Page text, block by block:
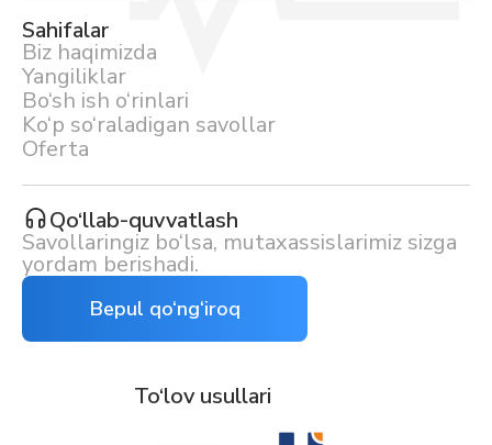
Sahifalar
Biz haqimizda
Yangiliklar
Bo‘sh ish o‘rinlari
Ko‘p so‘raladigan savollar
Oferta
Qo‘llab-quvvatlash
Savollaringiz bo‘lsa, mutaxassislarimiz sizga
yordam berishadi.
Bepul qo‘ng‘iroq
To‘lov usullari